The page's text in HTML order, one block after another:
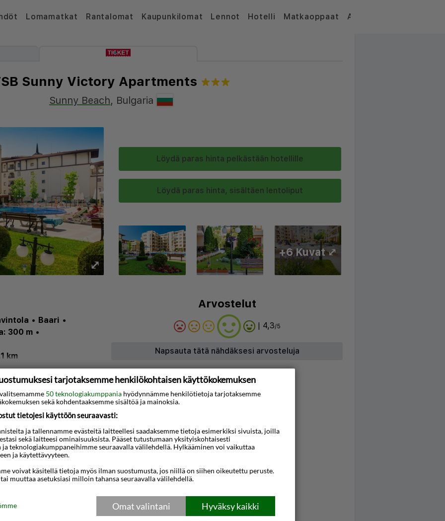
Lomamatkat Rantalomat Kaupunkilomat Lennot Hotelli Matkaoppaat Artikkelit
Sunny Victory Apartments
Sunny Beach, Bulgaria
⤢
Löydä paras hinta pelkästään hotellille
Löydä paras hinta, sisältäen lentoliput
+6 Kuvat ⤢
• Baari •
300 m •
km
Arvostelut
| 4,3/5
Napsauta tätä nähdäksesi arvosteluja
päässä Nessebarin
Nessebarista, 45
29 km:n päässä
siivouspalvelu,
Kartta
tarjotaksemme henkilökohtaisen käyttökokemuksen
50 teknologiakumppania hyödynnämme henkilötietoja tarjotaksemme
sekä kohdentaaksemme sisältöä ja mainoksia.
tietojesi käyttöön seuraavasti:
ja tallennamme evästeitä laitteellesi saadaksemme tietoja esimerkiksi sivuista, joilla
sekä laitteesi ominaisuuksista. Pääset tutustumaan yksityiskohtaisesti
teknologiakumppaneihimme seuraavalla välilehdellä. Hylkääminen voi vaikuttaa
ja käytettävyyteen.
voivat käsitellä tietoja myös ilman suostumusta, jos niillä on siihen oikeutettu peruste.
muuttaa asetuksiasi milloin tahansa seuraavalla välilehdellä.
Hyväksy kaikki
Omat valintani